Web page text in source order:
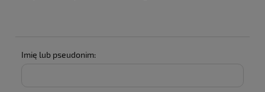
Imię lub pseudonim: